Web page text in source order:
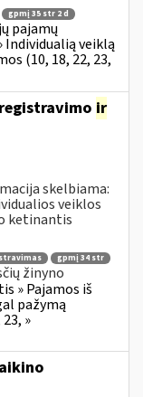
gpmį 35 str 2 d
pajamų
Individualią veiklą
(10, 18, 22, 23,
ir
skelbiama:
veiklos
ketinantis
gpmį 34 str
žinyno
» Pajamos iš
pažymą
»